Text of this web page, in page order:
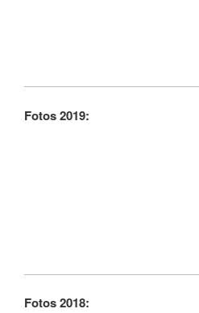
Fotos 2019:
Fotos 2018: